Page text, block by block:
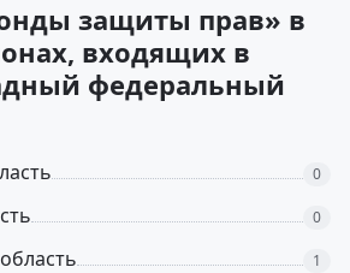
защиты прав» в
входящих в
федеральный
0
0
1